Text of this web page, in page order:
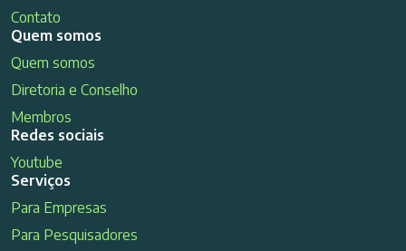
Contato
Quem somos
Quem somos
Diretoria e Conselho
Membros
Redes sociais
Youtube
Serviços
Para Empresas
Para Pesquisadores